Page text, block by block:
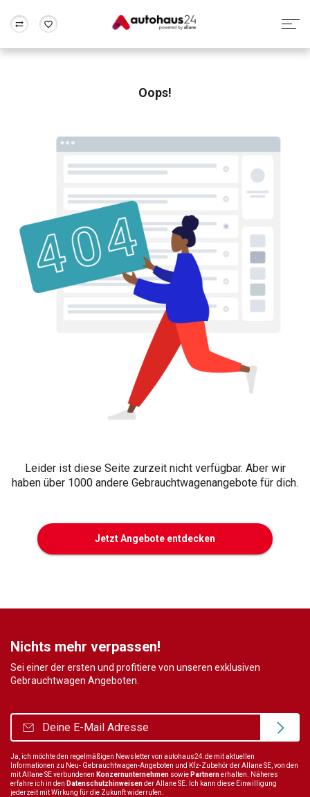
Rund um die Inzahlungnahme
Oops!
Leider ist diese Seite zurzeit nicht verfügbar. Aber wir
haben über 1000 andere Gebrauchtwagenangebote für dich.
Jetzt Angebote entdecken
Nichts mehr verpassen!
Sei einer der ersten und profitiere von unseren exklusiven
Gebrauchtwagen Angeboten.
Ja, ich möchte den regelmäßigen Newsletter von autohaus24.de mit aktuellen
Informationen zu Neu- Gebrauchtwagen-Angeboten und Kfz-Zubehör der Allane SE, von den
mit Allane SE verbundenen Konzernunternehmen sowie Partnernerhalten. Näheres
erfahre ich in den Datenschutzhinweisender Allane SE. Ich kann diese Einwilligung
jederzeit mit Wirkung für die Zukunft widerrufen.